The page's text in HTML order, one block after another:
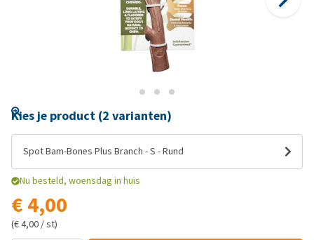
Kies je product (2 varianten)
Spot Bam-Bones Plus Branch - S - Rund
Nu besteld, woensdag in huis
€ 4,00
(€ 4,00 / st)